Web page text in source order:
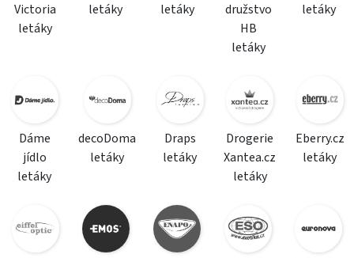
Victoria
letáky
letáky
letáky
družstvo
HB
letáky
letáky
Dáme
jídlo
letáky
decoDoma
letáky
Draps
letáky
Drogerie
Xantea.cz
letáky
Eberry.cz
letáky